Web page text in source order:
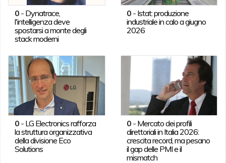
0- Dynatrace,
l'intelligenza deve
spostarsi a monte degli
stack moderni
0 - Istat: produzione
industriale in calo a giugno
2026
0- LG Electronics rafforza
la struttura organizzativa
della divisione Eco
Solutions
0 - Mercato dei profili
direttoriali in Italia 2026:
crescita record, ma pesano
il gap delle PMI e il
mismatch